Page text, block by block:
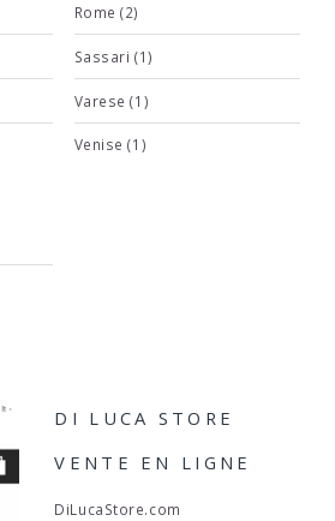
Rome (2)
Sassari (1)
Varese (1)
Venise (1)
DI LUCA STORE
VENTE EN LIGNE
DiLucaStore.com